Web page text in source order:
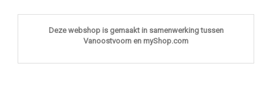
Deze webshop is gemaakt in samenwerking tussen
Vanoostvoorn en myShop.com